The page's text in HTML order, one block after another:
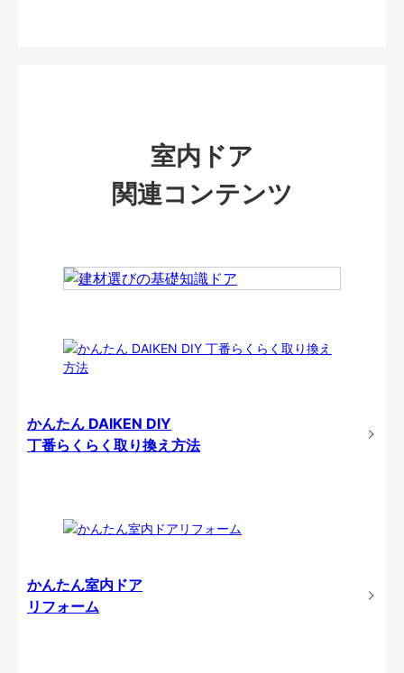
室内ドア
関連コンテンツ
かんたん DAIKEN DIY
丁番らくらく取り換え方法
かんたん室内ドア
リフォーム